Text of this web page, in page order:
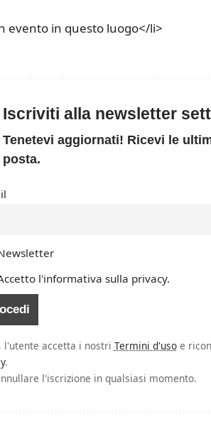
evento in questo luogo</li>
Iscriviti alla newsletter
Tenetevi aggiornati! Ricevi le
posta.
l'informativa sulla privacy.
l'utente accetta i nostri Termini d'usoe
.
l'iscrizione in qualsiasi momento.